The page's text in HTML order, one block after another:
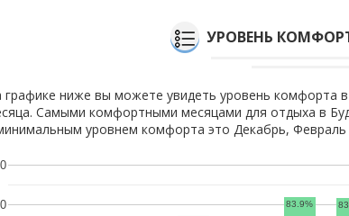
УРОВЕНЬ
графике ниже вы можете увидеть уровень комфорта
Самыми комфортными месяцами для отдыха в
уровнем комфорта это Декабрь, Февраль
83.9%